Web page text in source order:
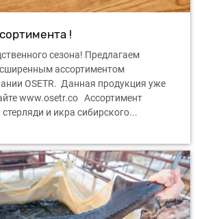
!
сезона! Предлагаем
ассортиментом
OSETR. Данная продукция уже
www.osetr.co Ассортимент
и икра сибирского...